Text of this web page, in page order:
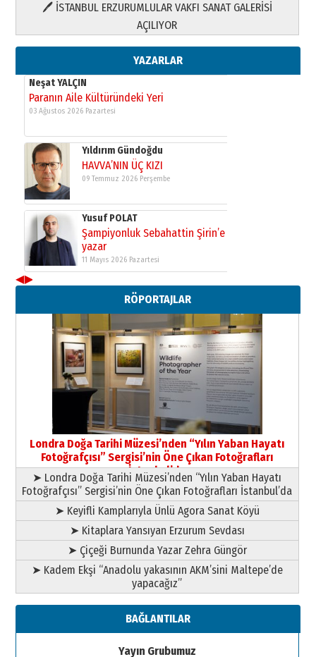
🖊 İSTANBUL ERZURUMLULAR VAKFI SANAT GALERİSİ
AÇILIYOR
YAZARLAR
Yusuf POLAT
Şampiyonluk Sebahattin Şirin’e
yazar
11 Mayıs 2026 Pazartesi
Neşat YALÇIN
Paranın Aile Kültüründeki Yeri
03 Ağustos 2026 Pazartesi
Yıldırım Gündoğdu
HAVVA’NIN ÜÇ KIZI
09 Temmuz 2026 Perşembe
Yusuf POLAT
Şampiyonluk Sebahattin Şirin’e
yazar
11 Mayıs 2026 Pazartesi
Neşat YALÇIN
Paranın Aile Kültüründeki Yeri
03 Ağustos 2026 Pazartesi
Yıldırım Gündoğdu
HAVVA’NIN ÜÇ KIZI
09 Temmuz 2026 Perşembe
Yusuf POLAT
Şampiyonluk Sebahattin Şirin’e
yazar
11 Mayıs 2026 Pazartesi
◀▶
RÖPORTAJLAR
Londra Doğa Tarihi Müzesi’nden “Yılın Yaban Hayatı
Fotoğrafçısı” Sergisi’nin Öne Çıkan Fotoğrafları
İstanbul’da
➤ Londra Doğa Tarihi Müzesi’nden “Yılın Yaban Hayatı
Fotoğrafçısı” Sergisi’nin Öne Çıkan Fotoğrafları İstanbul’da
➤ Keyifli Kamplarıyla Ünlü Agora Sanat Köyü
➤ Kitaplara Yansıyan Erzurum Sevdası
➤ Çiçeği Burnunda Yazar Zehra Güngör
➤ Kadem Ekşi “Anadolu yakasının AKM’sini Maltepe’de
yapacağız”
BAĞLANTILAR
Yayın Grubumuz